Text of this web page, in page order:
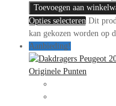
Toevoegen aan
Opties selecteren Dit
kan gekozen worden op
Aanbieding!